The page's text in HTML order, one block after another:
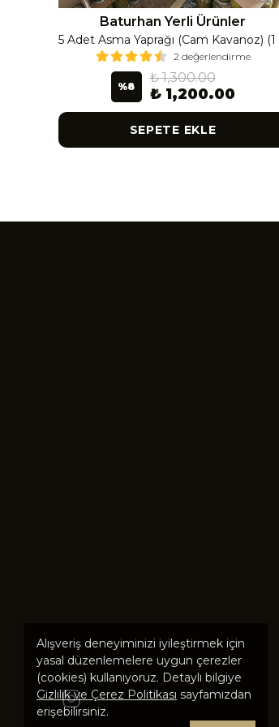
Alışveriş deneyiminizi iyileştirmek için
yasal düzenlemelere uygun çerezler
(cookies) kullanıyoruz. Detaylı bilgiye
Gizlilik ve Çerez Politikası sayfamızdan
erişebilirsiniz.
Baturhan Yerli Ürünler
2 değerlendirme
%8
₺ 1,300.00
₺ 1,200.00
SEPETE EKLE